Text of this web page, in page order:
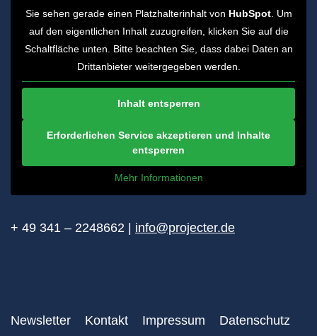
Sie sehen gerade einen Platzhalterinhalt von HubSpot. Um
auf den eigentlichen Inhalt zuzugreifen, klicken Sie auf die
Schaltfläche unten. Bitte beachten Sie, dass dabei Daten an
Drittanbieter weitergegeben werden.
Inhalt entsperren
Erforderlichen Service akzeptieren und Inhalte
entsperren
Mehr Informationen
+ 49 341 – 2248662 | info@projecter.de
Newsletter Kontakt Impressum Datenschutz